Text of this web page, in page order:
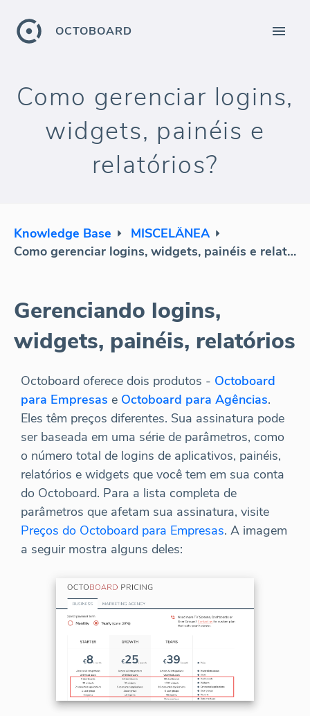
OCTOBOARD
Como gerenciar logins,
widgets, painéis e
relatórios?
Knowledge Base
MISCELÂNEA
Como gerenciar logins, widgets, painéis e relatórios?
Gerenciando logins,
widgets, painéis, relatórios
Octoboard oferece dois produtos - Octoboard
para Empresas e Octoboard para Agências.
Eles têm preços diferentes. Sua assinatura pode
ser baseada em uma série de parâmetros, como
o número total de logins de aplicativos, painéis,
relatórios e widgets que você tem em sua conta
do Octoboard. Para a lista completa de
parâmetros que afetam sua assinatura, visite
Preços do Octoboard para Empresas. A imagem
a seguir mostra alguns deles: